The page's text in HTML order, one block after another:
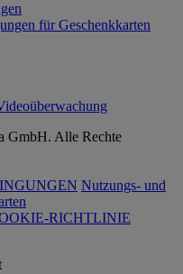
für Geschenkkarten
GmbH. Alle Rechte
Nutzungs- und
RICHTLINIE